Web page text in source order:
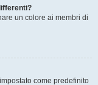
un colore ai membri di
come predefinito